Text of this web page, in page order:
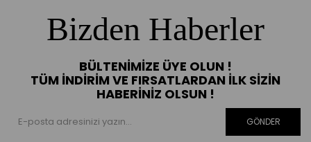
Bizden Haberler
BÜLTENIMIZE ÜYE OLUN !
TÜM İNDIRIM VE FIRSATLARDAN İLK SIZIN
HABERINIZ OLSUN !
GÖNDER